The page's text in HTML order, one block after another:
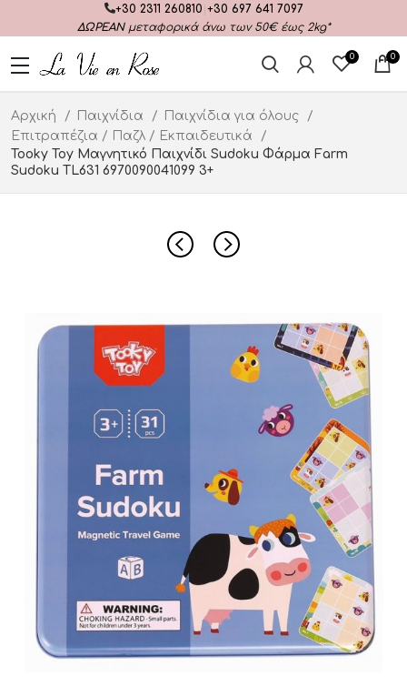
+30 2311 260810 +30 697 641 7097
ΔΩΡΕΑΝμεταφορικά άνω των 50€ έως 2kg*
0 0
Αρχική Παιχνίδια
Παιχνίδια για όλους
Επιτραπέζια / Παζλ / Εκπαιδευτικά
Tooky Toy Μαγνητικό Παιχνίδι Sudoku Φάρμα Farm
Sudoku TL631 6970090041099 3+